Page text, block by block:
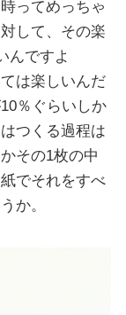
ってめっちゃ
して、その楽
んですよ
は楽しいんだ
％ぐらいしか
つくる過程は
その1枚の中
でそれをすべ
か。